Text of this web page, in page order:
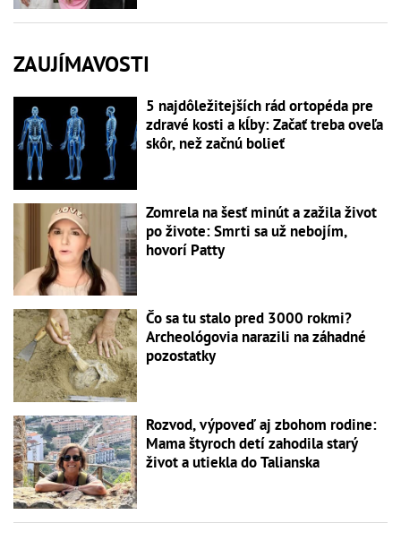
ZAUJÍMAVOSTI
5 najdôležitejších rád ortopéda pre
zdravé kosti a kĺby: Začať treba oveľa
skôr, než začnú bolieť
Zomrela na šesť minút a zažila život
po živote: Smrti sa už nebojím,
hovorí Patty
Čo sa tu stalo pred 3000 rokmi?
Archeológovia narazili na záhadné
pozostatky
Rozvod, výpoveď aj zbohom rodine:
Mama štyroch detí zahodila starý
život a utiekla do Talianska